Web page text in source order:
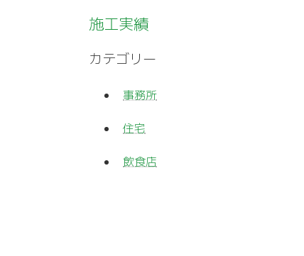
施工実績
カテゴリー
事務所
住宅
飲食店